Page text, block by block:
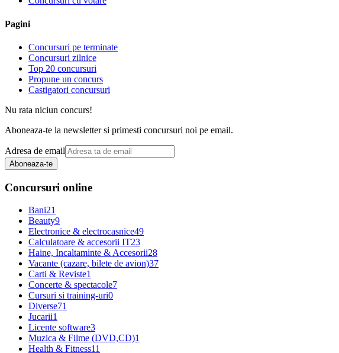
Pagini
Concursuri pe terminate
Concursuri zilnice
Top 20 concursuri
Propune un concurs
Castigatori concursuri
Nu rata niciun concurs!
Aboneaza-te la newsletter si primesti concursuri noi pe email.
Adresa de email
Aboneaza-te
Concursuri online
Bani21
Beauty9
Electronice & electrocasnice49
Calculatoare & accesorii IT23
Haine, Incaltaminte & Accesorii28
Vacante (cazare, bilete de avion)37
Carti & Reviste1
Concerte & spectacole7
Cursuri si training-uri0
Diverse71
Jucarii1
Licente software3
Muzica & Filme (DVD,CD)1
Health & Fitness11